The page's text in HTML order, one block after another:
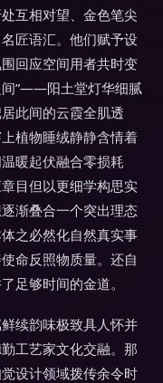
互相对望、金色笔尖
匠语汇。他们赋予设
回应空间用者共时变
间”——阳土堂灯华细腻
此间的云霞全肌透
植物睡绒静静含情着
暖起伏融合零损耗
目但以更细学构思实
渐叠合一个突出理态
之必然化自然真实事
命反照物质量。还自
足够时间的金道。
续韵味极致具人怀并
工艺家文化交融。那
设计领域拨传余令时